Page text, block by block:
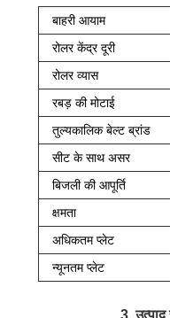
बाहरी आयाम
रोलर केंद्र दूरी
रोलर व्यास
रबड़ की मोटाई
तुल्यकालिक बेल्ट ब्रांड
सीट के साथ असर
बिजली की आपूर्ति
क्षमता
अधिकतम प्लेट
न्यूनतम प्लेट